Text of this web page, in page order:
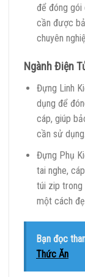
để đóng gói
cần được
chuyên
Ngành Điện
Đựng Linh
dụng để
cáp, giúp
cần sử dụng.
Đựng Phụ
tai nghe,
túi zip trong
một cách
Bạn đọc
Thức Ăn